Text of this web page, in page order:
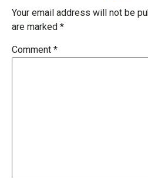
Your email address will not be
are marked *
Comment *